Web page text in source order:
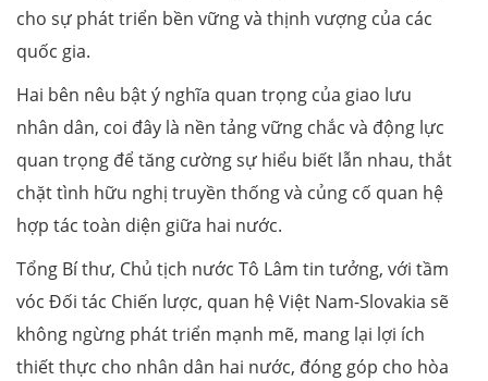
cho sự phát triển bền vững và thịnh vượng của các
quốc gia.
Hai bên nêu bật ý nghĩa quan trọng của giao lưu
nhân dân, coi đây là nền tảng vững chắc và động lực
quan trọng để tăng cường sự hiểu biết lẫn nhau, thắt
chặt tình hữu nghị truyền thống và củng cố quan hệ
hợp tác toàn diện giữa hai nước.
Tổng Bí thư, Chủ tịch nước Tô Lâm tin tưởng, với tầm
vóc Đối tác Chiến lược, quan hệ Việt Nam-Slovakia sẽ
không ngừng phát triển mạnh mẽ, mang lại lợi ích
thiết thực cho nhân dân hai nước, đóng góp cho hòa